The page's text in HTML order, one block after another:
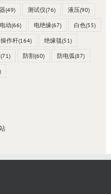
(49) 测试仪(76) 液压(90)
电动(66) 电绝缘(67) 白色(55)
作杆(164) 绝缘毯(51)
(71) 防割(60) 防电弧(87)